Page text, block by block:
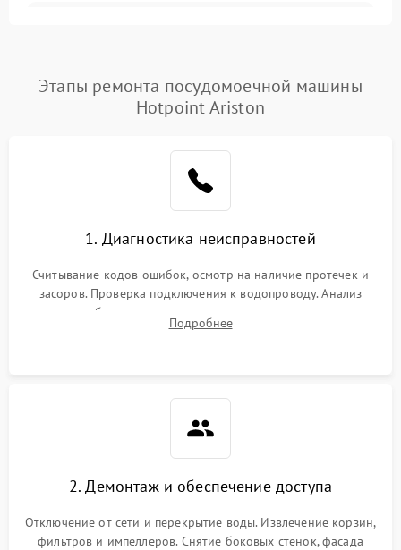
Проблемы с набором
воды
1800 ₽ Подробнее →
1700 ₽
циркуляционным насосом
2100 ₽ Подробнее →
Этапы ремонта посудомоечной машины
Hotpoint Ariston
1. Диагностика неисправностей
Считывание кодов ошибок, осмотр на наличие протечек и
засоров. Проверка подключения к водопроводу. Анализ
жалоб на отсутствие слива, нагрева, вращения
разбрызгивателей или срабатывание системы защиты
Подробнее
2. Демонтаж и обеспечение доступа
Отключение от сети и перекрытие воды. Извлечение корзин,
фильтров и импеллеров. Снятие боковых стенок, фасада